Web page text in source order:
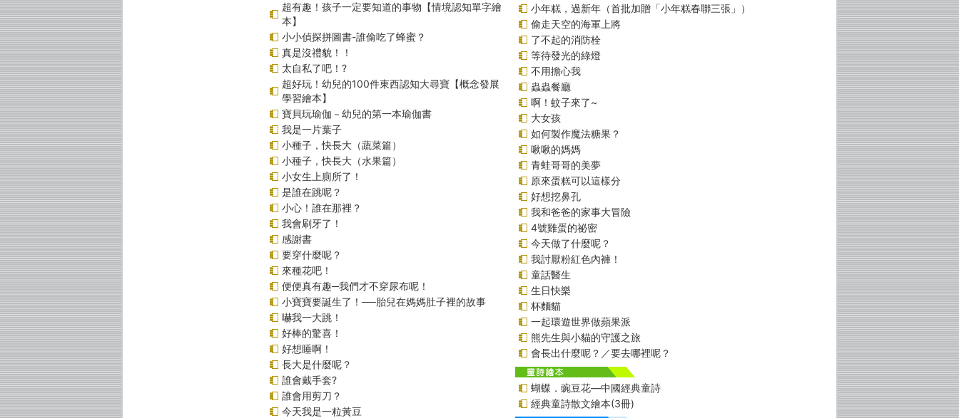
超有趣！孩子一定要知道的事物【情境認知單字繪
本】
小小偵探拼圖書-誰偷吃了蜂蜜？
真是沒禮貌！！
太自私了吧！?
超好玩！幼兒的100件東西認知大尋寶【概念發展
學習繪本】
寶貝玩瑜伽－幼兒的第一本瑜伽書
我是一片葉子
小種子，快長大（蔬菜篇）
小種子，快長大（水果篇）
小女生上廁所了！
是誰在跳呢？
小心！誰在那裡？
我會刷牙了！
感謝書
要穿什麼呢？
來種花吧！
便便真有趣─我們才不穿尿布呢！
小寶寶要誕生了！──胎兒在媽媽肚子裡的故事
嚇我一大跳！
好棒的驚喜！
好想睡啊！
長大是什麼呢？
誰會戴手套?
誰會用剪刀？
今天我是一粒黃豆
小年糕，過新年（首批加贈「小年糕春聯三張」）
偷走天空的海軍上將
了不起的消防栓
等待發光的綠燈
不用擔心我
蟲蟲餐廳
啊！蚊子來了~
大女孩
如何製作魔法糖果？
啾啾的媽媽
青蛙哥哥的美夢
原來蛋糕可以這樣分
好想挖鼻孔
我和爸爸的家事大冒險
4號雞蛋的祕密
今天做了什麼呢？
我討厭粉紅色內褲！
童話醫生
生日快樂
杯麵貓
一起環遊世界做蘋果派
熊先生與小貓的守護之旅
會長出什麼呢？／要去哪裡呢？
蝴蝶．豌豆花—中國經典童詩
經典童詩散文繪本(3冊)